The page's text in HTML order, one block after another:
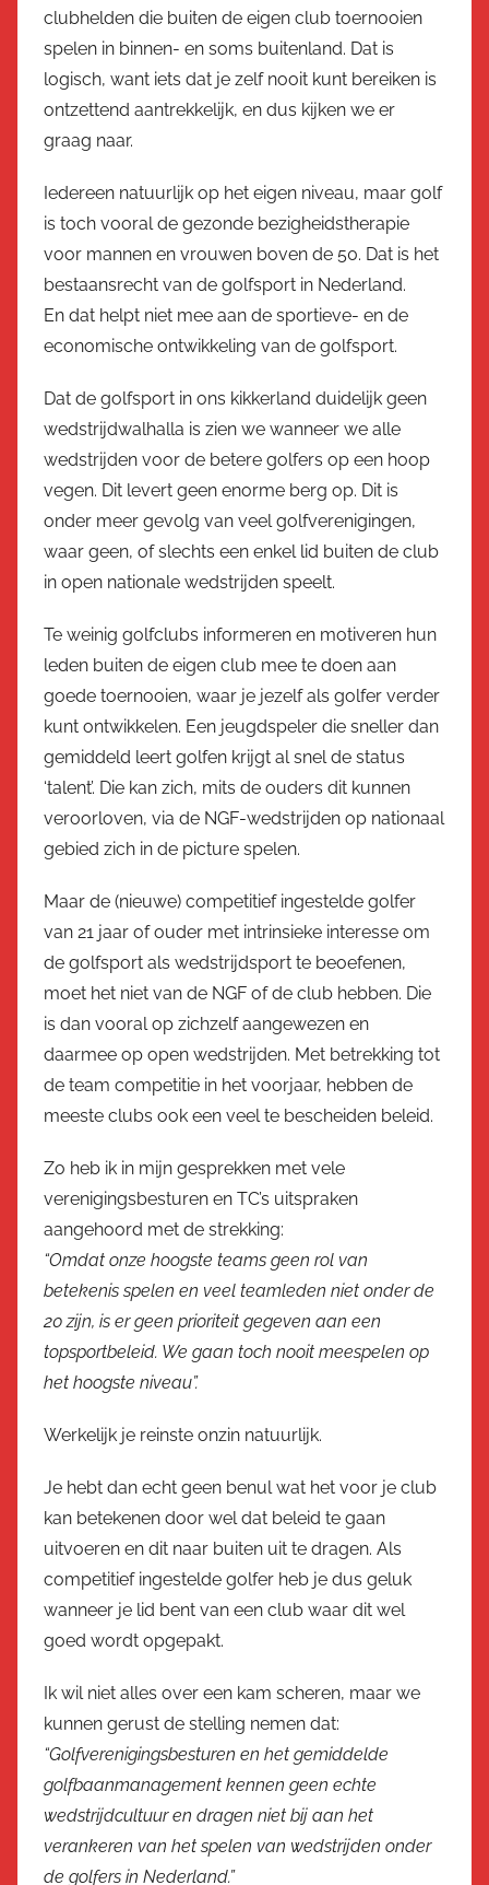
clubhelden die buiten de eigen club toernooien
spelen in binnen- en soms buitenland. Dat is
logisch, want iets dat je zelf nooit kunt bereiken is
ontzettend aantrekkelijk, en dus kijken we er
graag naar.
Iedereen natuurlijk op het eigen niveau, maar golf
is toch vooral de gezonde bezigheidstherapie
voor mannen en vrouwen boven de 50. Dat is het
bestaansrecht van de golfsport in Nederland.
En dat helpt niet mee aan de sportieve- en de
economische ontwikkeling van de golfsport.
Dat de golfsport in ons kikkerland duidelijk geen
wedstrijdwalhalla is zien we wanneer we alle
wedstrijden voor de betere golfers op een hoop
vegen. Dit levert geen enorme berg op. Dit is
onder meer gevolg van veel golfverenigingen,
waar geen, of slechts een enkel lid buiten de club
in open nationale wedstrijden speelt.
Te weinig golfclubs informeren en motiveren hun
leden buiten de eigen club mee te doen aan
goede toernooien, waar je jezelf als golfer verder
kunt ontwikkelen. Een jeugdspeler die sneller dan
gemiddeld leert golfen krijgt al snel de status
‘talent’. Die kan zich, mits de ouders dit kunnen
veroorloven, via de NGF-wedstrijden op nationaal
gebied zich in de picture spelen.
Maar de (nieuwe) competitief ingestelde golfer
van 21 jaar of ouder met intrinsieke interesse om
de golfsport als wedstrijdsport te beoefenen,
moet het niet van de NGF of de club hebben. Die
is dan vooral op zichzelf aangewezen en
daarmee op open wedstrijden. Met betrekking tot
de team competitie in het voorjaar, hebben de
meeste clubs ook een veel te bescheiden beleid.
Zo heb ik in mijn gesprekken met vele
verenigingsbesturen en TC’s uitspraken
aangehoord met de strekking:
“Omdat onze hoogste teams geen rol van
betekenis spelen en veel teamleden niet onder de
20 zijn, is er geen prioriteit gegeven aan een
topsportbeleid. We gaan toch nooit meespelen op
het hoogste niveau”.
Werkelijk je reinste onzin natuurlijk.
Je hebt dan echt geen benul wat het voor je club
kan betekenen door wel dat beleid te gaan
uitvoeren en dit naar buiten uit te dragen. Als
competitief ingestelde golfer heb je dus geluk
wanneer je lid bent van een club waar dit wel
goed wordt opgepakt.
Ik wil niet alles over een kam scheren, maar we
kunnen gerust de stelling nemen dat:
“Golfverenigingsbesturen en het gemiddelde
golfbaanmanagement kennen geen echte
wedstrijdcultuur en dragen niet bij aan het
verankeren van het spelen van wedstrijden onder
de golfers in Nederland.”